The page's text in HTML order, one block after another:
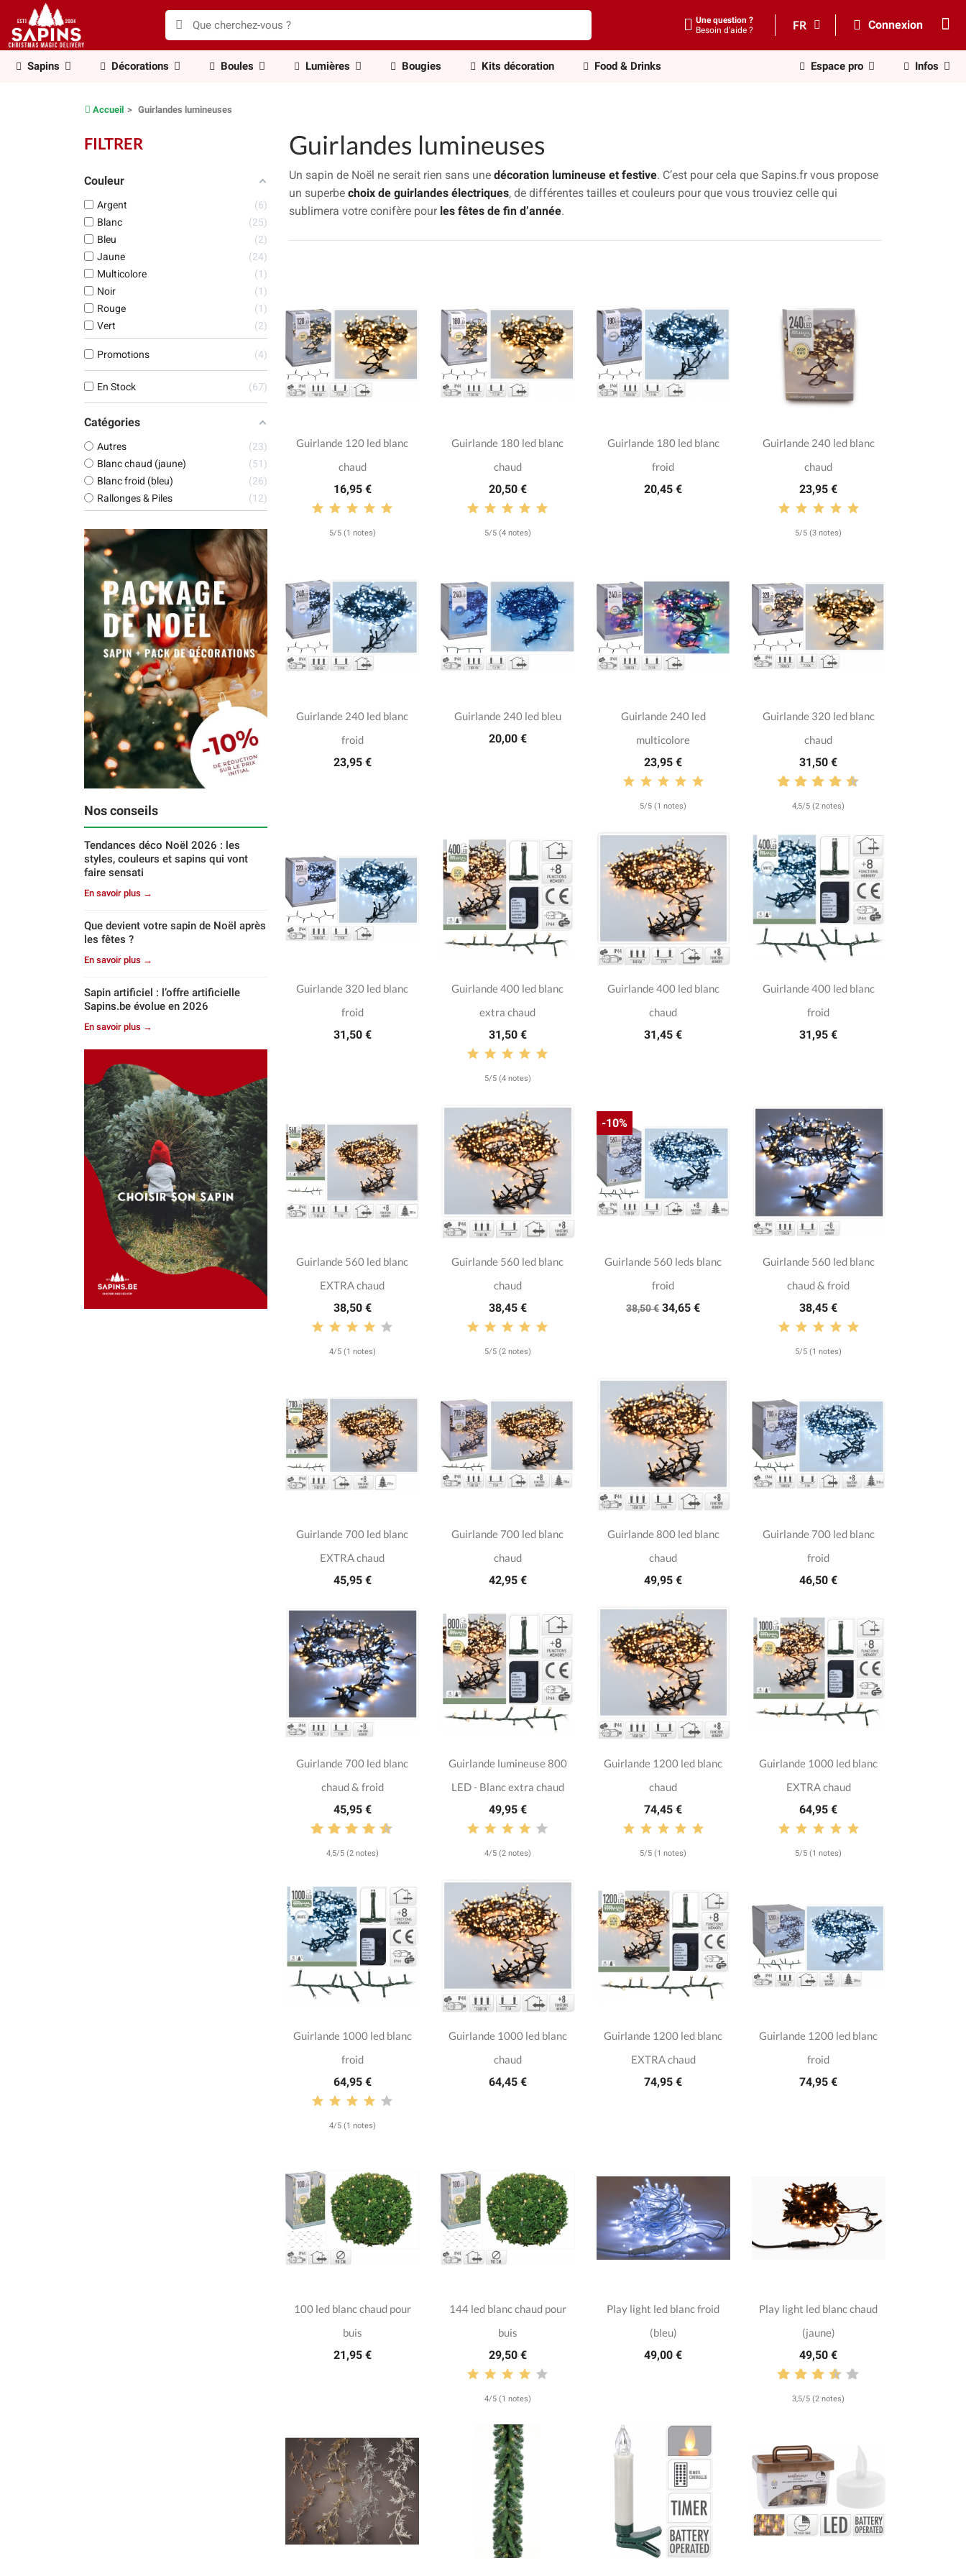
Une question ?
Besoin d'aide ?
FR Connexion
Sapins Décorations Boules Lumières Bougies Kits décoration Food & Drinks Espace pro Infos
Accueil Guirlandes lumineuses
FILTRER
Couleur
Argent
6
Blanc
25
Bleu
2
Jaune
24
Multicolore
1
Noir
1
Rouge
1
Vert
2
Promotions 4
En Stock 67
Catégories
Autres
23
Blanc chaud (jaune)
51
Blanc froid (bleu)
26
Rallonges & Piles
12
Nos conseils
Tendances déco Noël 2026 : les
styles, couleurs et sapins qui vont
faire sensati
En savoir plus →
Que devient votre sapin de Noël après
les fêtes ?
En savoir plus →
Sapin artificiel : l’offre artificielle
Sapins.be évolue en 2026
En savoir plus →
Guirlandes lumineuses
Un sapin de Noël ne serait rien sans une décoration lumineuse et festive. C’est pour cela que Sapins.fr vous propose
un superbe choix de guirlandes électriques, de différentes tailles et couleurs pour que vous trouviez celle qui
sublimera votre conifère pour les fêtes de fin d’année.
Guirlande 120 led blanc
chaud
16,95 €
5/5 (1 notes)
Guirlande 180 led blanc
chaud
20,50 €
5/5 (4 notes)
Guirlande 180 led blanc
froid
20,45 €
Guirlande 240 led blanc
chaud
23,95 €
5/5 (3 notes)
Guirlande 240 led blanc
froid
23,95 €
Guirlande 240 led bleu
20,00 €
Guirlande 240 led
multicolore
23,95 €
5/5 (1 notes)
Guirlande 320 led blanc
chaud
31,50 €
4,5/5 (2 notes)
Guirlande 320 led blanc
froid
31,50 €
Guirlande 400 led blanc
extra chaud
31,50 €
5/5 (4 notes)
Guirlande 400 led blanc
chaud
31,45 €
Guirlande 400 led blanc
froid
31,95 €
Guirlande 560 led blanc
EXTRA chaud
38,50 €
4/5 (1 notes)
Guirlande 560 led blanc
chaud
38,45 €
5/5 (2 notes)
Guirlande 560 leds blanc
froid
38,50 € 34,65 €
-10%
Guirlande 560 led blanc
chaud & froid
38,45 €
5/5 (1 notes)
Guirlande 700 led blanc
EXTRA chaud
45,95 €
Guirlande 700 led blanc
chaud
42,95 €
Guirlande 800 led blanc
chaud
49,95 €
Guirlande 700 led blanc
froid
46,50 €
Guirlande 700 led blanc
chaud & froid
45,95 €
4,5/5 (2 notes)
Guirlande lumineuse 800
LED - Blanc extra chaud
49,95 €
4/5 (2 notes)
Guirlande 1200 led blanc
chaud
74,45 €
5/5 (1 notes)
Guirlande 1000 led blanc
EXTRA chaud
64,95 €
5/5 (1 notes)
Guirlande 1000 led blanc
froid
64,95 €
4/5 (1 notes)
Guirlande 1000 led blanc
chaud
64,45 €
Guirlande 1200 led blanc
EXTRA chaud
74,95 €
Guirlande 1200 led blanc
froid
74,95 €
100 led blanc chaud pour
buis
21,95 €
144 led blanc chaud pour
buis
29,50 €
4/5 (1 notes)
Play light led blanc froid
(bleu)
49,00 €
Play light led blanc chaud
(jaune)
49,50 €
3,5/5 (2 notes)